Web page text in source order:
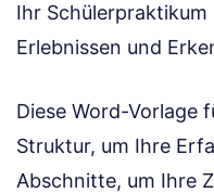
Ihr
Erlebnissen und
Diese Word-Vorlage
Struktur, um Ihre
Abschnitte, um Ihre